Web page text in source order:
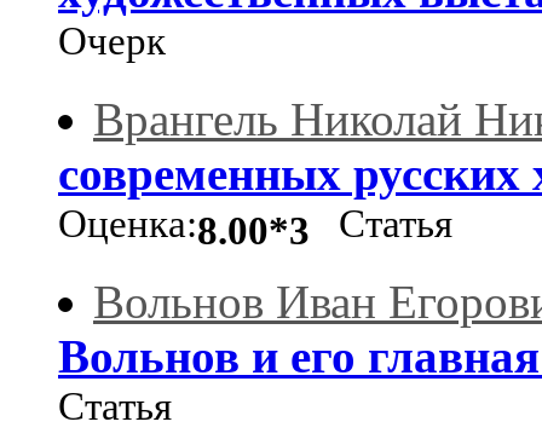
Очерк
Врангель Николай
современных русских
Оценка:8.00*3
Статья
Вольнов Иван
Вольнов и его
Статья